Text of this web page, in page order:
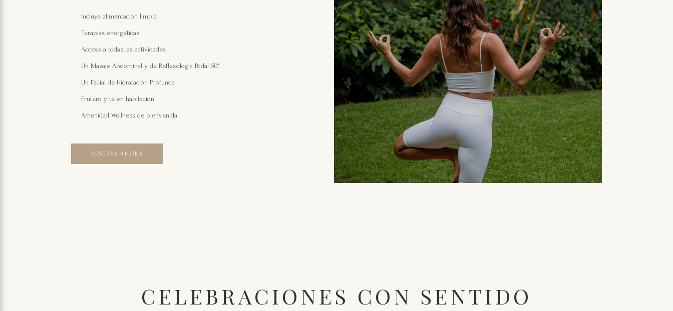
Incluye alimentación limpia
Terapias energéticas
Acceso a todas las actividades
Un Masaje Abdominal y de Reflexología Podal 50'
Un Facial de Hidratación Profunda
Frutero y té en habitación
Amenidad Wellness de bienvenida
RESERVA AHORA
CELEBRACIONES CON SENTIDO